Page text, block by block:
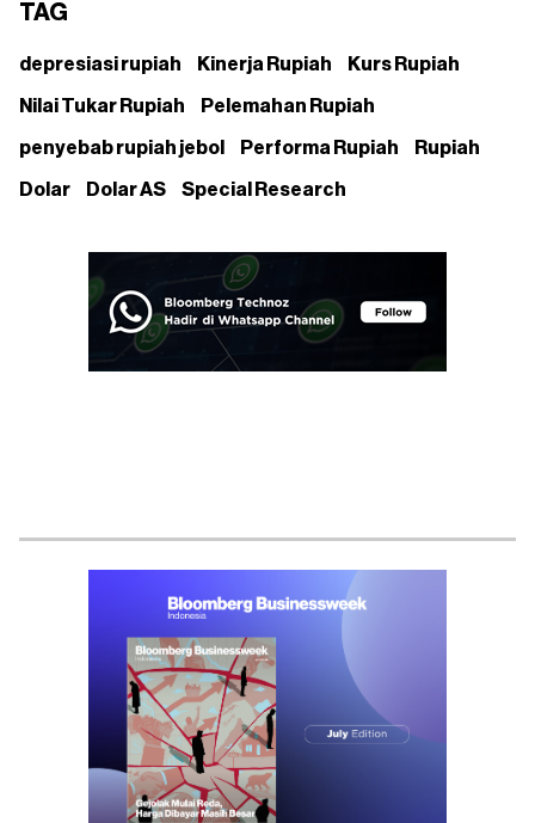
TAG
depresiasi rupiah Kinerja Rupiah Kurs Rupiah
Nilai Tukar Rupiah Pelemahan Rupiah
penyebab rupiah jebol Performa Rupiah Rupiah
Dolar Dolar AS Special Research